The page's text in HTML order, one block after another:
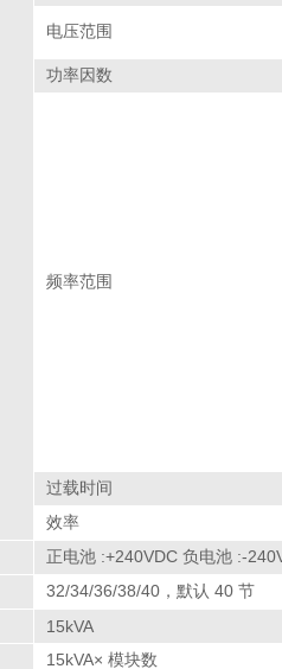
电压范围
功率因数
频率范围
过载时间
效率
正电池 :+240VDC 负电池 :-
32/34/36/38/40，默认 40 节
15kVA
15kVA× 模块数